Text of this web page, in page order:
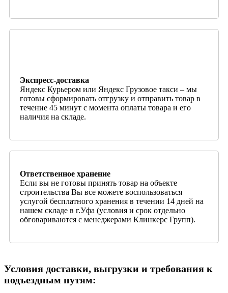
Экспресс-доставка
Яндекс Курьером или Яндекс Грузовое такси – мы
готовы сформировать отгрузку и отправить товар в
течение 45 минут с момента оплаты товара и его
наличия на складе.
Ответственное хранение
Если вы не готовы принять товар на объекте
строительства Вы все можете воспользоваться
услугой бесплатного хранения в течении 14 дней на
нашем складе в г.Уфа (условия и срок отдельно
обговариваются с менеджерами Клинкерс Групп).
Условия доставки, выгрузки и требования к
подъездным путям: